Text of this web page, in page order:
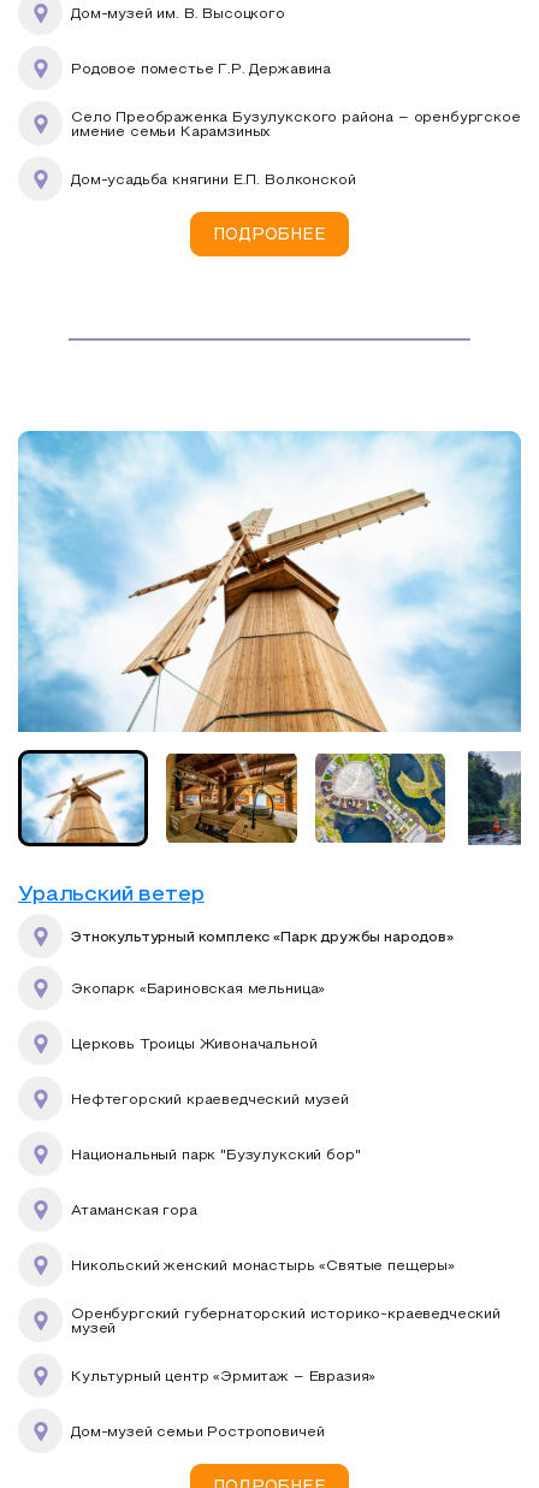
Дом-музей им. В. Высоцкого
Родовое поместье Г.Р. Державина
Село Преображенка Бузулукского района – оренбургское
имение семьи Карамзиных
Дом-усадьба княгини Е.П. Волконской
ПОДРОБНЕЕ
Уральский ветер
Этнокультурный комплекс «Парк дружбы народов»
Экопарк «Бариновская мельница»
Церковь Троицы Живоначальной
Нефтегорский краеведческий музей
Национальный парк "Бузулукский бор"
Атаманская гора
Никольский женский монастырь «Святые пещеры»
Оренбургский губернаторский историко-краеведческий
музей
Культурный центр «Эрмитаж – Евразия»
Дом-музей семьи Ростроповичей